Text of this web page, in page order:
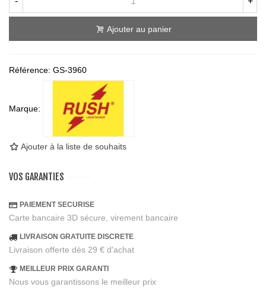
Ajouter au panier
Référence: GS-3960
Marque:
Ajouter à la liste de souhaits
VOS GARANTIES
PAIEMENT SECURISE
Carte bancaire 3D sécure, virement bancaire
LIVRAISON GRATUITE DISCRETE
Livraison offerte dès 29 € d'achat
MEILLEUR PRIX GARANTI
Nous vous garantissons le meilleur prix